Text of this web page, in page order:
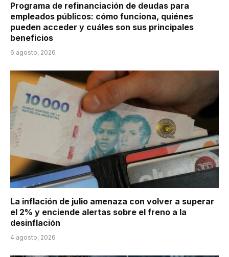
Programa de refinanciación de deudas para
empleados públicos: cómo funciona, quiénes
pueden acceder y cuáles son sus principales
beneficios
6 agosto, 2026
La inflación de julio amenaza con volver a superar
el 2% y enciende alertas sobre el freno a la
desinflación
4 agosto, 2026